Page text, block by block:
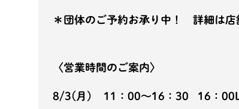
＊団体のご予約お承り中！ 詳細は店
〈営業時間のご案内〉
8/3(月) 11：00〜16：30 16：